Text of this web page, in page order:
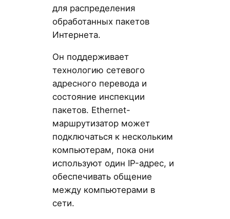
для распределения
обработанных пакетов
Интернета.
Он поддерживает
технологию сетевого
адресного перевода и
состояние инспекции
пакетов. Ethernet-
маршрутизатор может
подключаться к нескольким
компьютерам, пока они
используют один IP-адрес, и
обеспечивать общение
между компьютерами в
сети.